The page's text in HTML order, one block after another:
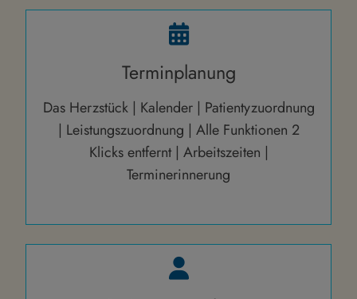
Terminplanung
Das Herzstück | Kalender | Patientyzuordnung
| Leistungszuordnung | Alle Funktionen 2
Klicks entfernt | Arbeitszeiten |
Terminerinnerung